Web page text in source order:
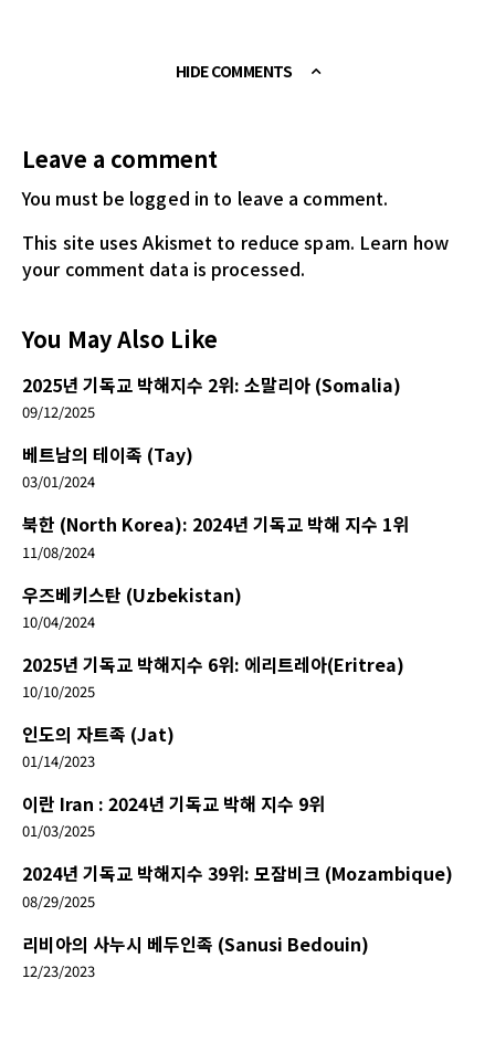
HIDE COMMENTS
Leave a comment
You must be logged in to leave a comment.
This site uses Akismet to reduce spam. Learn how
your comment data is processed.
You May Also Like
2025년 기독교 박해지수 2위: 소말리아 (Somalia)
09/12/2025
베트남의 테이족 (Tay)
03/01/2024
북한 (North Korea): 2024년 기독교 박해 지수 1위
11/08/2024
우즈베키스탄 (Uzbekistan)
10/04/2024
2025년 기독교 박해지수 6위: 에리트레아(Eritrea)
10/10/2025
인도의 자트족 (Jat)
01/14/2023
이란 Iran : 2024년 기독교 박해 지수 9위
01/03/2025
2024년 기독교 박해지수 39위: 모잠비크 (Mozambique)
08/29/2025
리비아의 사누시 베두인족 (Sanusi Bedouin)
12/23/2023